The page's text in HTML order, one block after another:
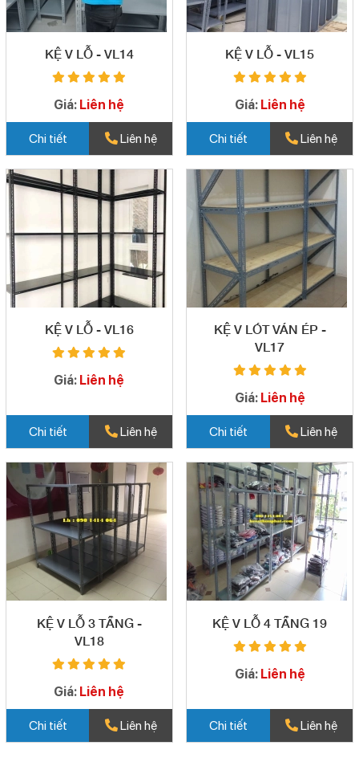
KỆ V LỖ - VL14
Giá: Liên hệ
Chi tiết Liên hệ
KỆ V LỖ - VL15
Giá: Liên hệ
Chi tiết Liên hệ
KỆ V LỖ - VL16
Giá: Liên hệ
Chi tiết Liên hệ
KỆ V LÓT VÁN ÉP -
VL17
Giá: Liên hệ
Chi tiết Liên hệ
KỆ V LỖ 3 TẦNG -
VL18
Giá: Liên hệ
Chi tiết Liên hệ
KỆ V LỖ 4 TẦNG 19
Giá: Liên hệ
Chi tiết Liên hệ